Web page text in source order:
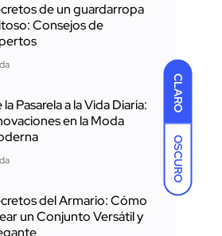
CLARO
OSCURO
de un guardarropa
Consejos de
la Pasarela a la Vida Diaria:
en la Moda
del Armario: Cómo
un Conjunto Versátil y